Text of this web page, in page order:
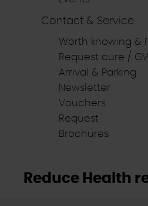
Contact & Service
Worth knowing &
Request cure /
Arrival & Parking
Newsletter
Vouchers
Request
Brochures
Reduce Health